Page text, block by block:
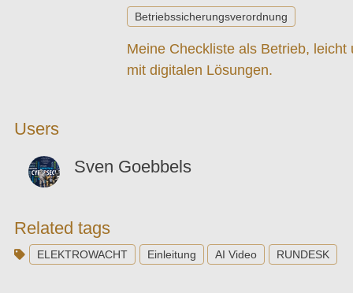
Betriebssicherungsverordnung
Meine Checkliste als Betrieb, leicht
mit digitalen Lösungen.
Users
Sven Goebbels
Related tags
ELEKTROWACHT Einleitung AI Video RUNDESK